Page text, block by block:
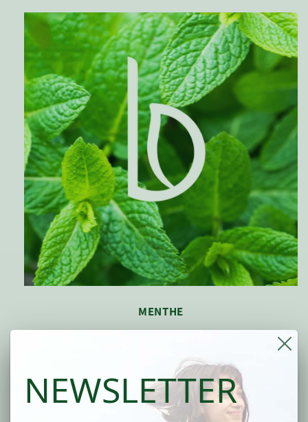
MENTHE
La menthe est tonifiante et décongestionnante, elle
menthe est riche en fer, ce qui permet notamment
le transport de l'oxygène, qui joue un rôle dans la
fabrication de nouvelles cellules.
NEWSLETTER